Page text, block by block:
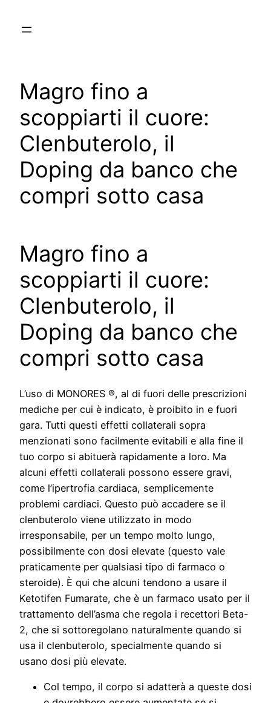
Magro fino a
scoppiarti il cuore:
Clenbuterolo, il
Doping da banco che
compri sotto casa
Magro fino a
scoppiarti il cuore:
Clenbuterolo, il
Doping da banco che
compri sotto casa
L’uso di MONORES ®, al di fuori delle prescrizioni
mediche per cui è indicato, è proibito in e fuori
gara. Tutti questi effetti collaterali sopra
menzionati sono facilmente evitabili e alla fine il
tuo corpo si abituerà rapidamente a loro. Ma
alcuni effetti collaterali possono essere gravi,
come l’ipertrofia cardiaca, semplicemente
problemi cardiaci. Questo può accadere se il
clenbuterolo viene utilizzato in modo
irresponsabile, per un tempo molto lungo,
possibilmente con dosi elevate (questo vale
praticamente per qualsiasi tipo di farmaco o
steroide). È qui che alcuni tendono a usare il
Ketotifen Fumarate, che è un farmaco usato per il
trattamento dell’asma che regola i recettori Beta-
2, che si sottoregolano naturalmente quando si
usa il clenbuterolo, specialmente quando si
usano dosi più elevate.
Col tempo, il corpo si adatterà a queste dosi